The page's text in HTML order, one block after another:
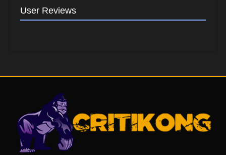
User Reviews